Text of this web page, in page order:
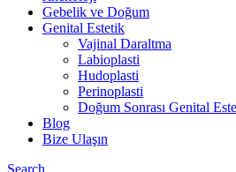
Gebelik ve Doğum
Genital Estetik
Vajinal Daraltma
Labioplasti
Hudoplasti
Perinoplasti
Doğum Sonrası Genital
Blog
Bize Ulaşın
Search